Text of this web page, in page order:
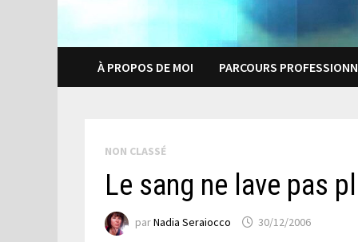
À PROPOS DE MOI PARCOURS
NON CLASSÉ
Le sang ne lave pas
parNadia Seraiocco 30/12/2006